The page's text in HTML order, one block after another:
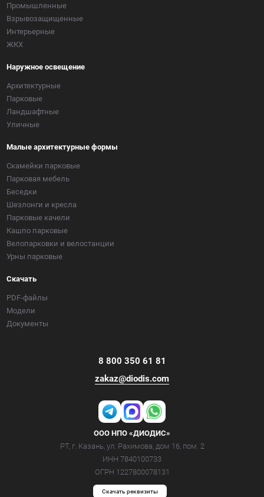
8 800 350 61 81
zakaz@diodis.com
ООО НПО «ДИОДИС»
РТ, г. Казань, ул. Рахимова, дом 16, пом. 2
ИНН 7840100733
ОГРН 1227800078131
Cкачать реквизиты
Промышленные
Взрывозащищенные
Интерьерные
ЖКХ
Наружное освещение
Архитектурные
Парковые
Ландшафтные
Уличные
Малые архитектурные формы
Скамейки парковые
Парковая мебель
Беседки
Шезлонги и кресла
Парковые качели
Кашпо парковые
Велопарковки и велостанции
Урны парковые
Скачать
PDF-файлы
Модели
Документы